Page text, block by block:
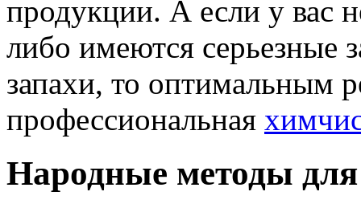
продукции. А если у вас
либо имеются серьезные
запахи, то оптимальным
профессиональная
Народные методы